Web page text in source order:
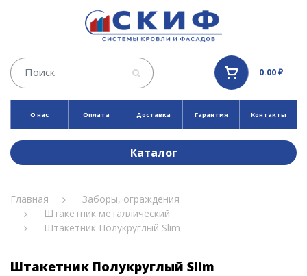
0.00 ₽
О нас Оплата Доставка Гарантия Контакты
Каталог
Главная
Заборы, ограждения
Штакетник металлический
Штакетник Полукруглый Slim
Штакетник Полукруглый Slim